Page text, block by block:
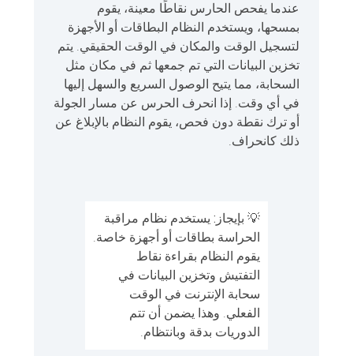
عندما يفحص الحارس نقاطًا معينة، يقوم
بمسحها، ويستخدم النظام البطاقات أو الأجهزة
لتسجيل الوقت والمكان في الوقت الحقيقي. يتم
تخزين البيانات التي تم جمعها ثم في مكان مثل
السحابة، مما يتيح الوصول السريع والسهل إليها
في أي وقت. إذا انحرف الحرس عن مسار الجولة
أو ترك نقطة دون فحص، يقوم النظام بالإبلاغ عن
ذلك كانحراف.
💡 بإيجاز: يستخدم نظام مراقبة
الحراسة بطاقات أو أجهزة خاصة.
يقوم النظام بقراءة نقاط
التفتيش وتخزين البيانات في
سحابة الإنترنت في الوقت
الفعلي. وهذا يضمن أن تتم
الدوريات بدقة وبانتظام.